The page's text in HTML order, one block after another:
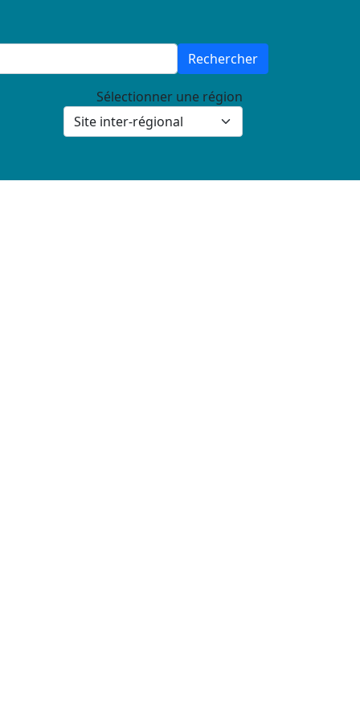
Rechercher
Sélectionner une région